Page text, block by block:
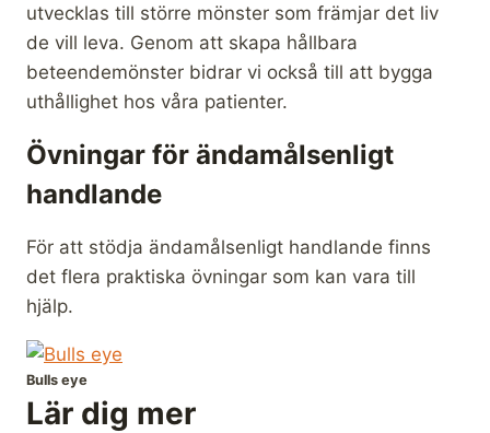
utvecklas till större mönster som främjar det liv
de vill leva. Genom att skapa hållbara
beteendemönster bidrar vi också till att bygga
uthållighet hos våra patienter.
Övningar för ändamålsenligt
handlande
För att stödja ändamålsenligt handlande finns
det flera praktiska övningar som kan vara till
hjälp.
Bulls eye
Lär dig mer